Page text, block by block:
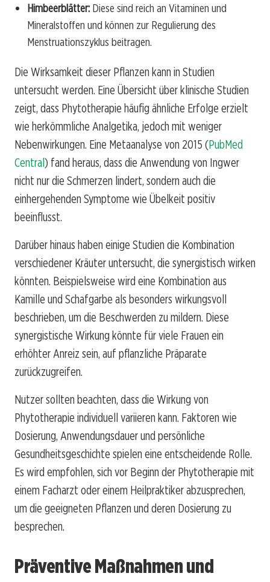
Himbeerblätter: Diese sind reich an Vitaminen und
Mineralstoffen und können zur Regulierung des
Menstruationszyklus beitragen.
Die Wirksamkeit dieser Pflanzen kann in Studien
untersucht werden. Eine Übersicht über klinische Studien
zeigt, dass Phytotherapie häufig ähnliche Erfolge erzielt
wie herkömmliche Analgetika, jedoch mit weniger
Nebenwirkungen. Eine Metaanalyse von 2015 (PubMed
Central) fand heraus, dass die Anwendung von Ingwer
nicht nur die Schmerzen lindert, sondern auch die
einhergehenden Symptome wie Übelkeit positiv
beeinflusst.
Darüber hinaus haben einige Studien die Kombination
verschiedener Kräuter untersucht, die synergistisch wirken
könnten. Beispielsweise wird eine Kombination aus
Kamille und Schafgarbe als besonders wirkungsvoll
beschrieben, um die Beschwerden zu mildern. Diese
synergistische Wirkung könnte für viele Frauen ein
erhöhter Anreiz sein, auf pflanzliche Präparate
zurückzugreifen.
Nutzer sollten beachten, dass die Wirkung von
Phytotherapie individuell variieren kann. Faktoren wie
Dosierung, Anwendungsdauer und persönliche
Gesundheitsgeschichte spielen eine entscheidende Rolle.
Es wird empfohlen, sich vor Beginn der Phytotherapie mit
einem Facharzt oder einem Heilpraktiker abzusprechen,
um die geeigneten Pflanzen und deren Dosierung zu
besprechen.
Präventive Maßnahmen und